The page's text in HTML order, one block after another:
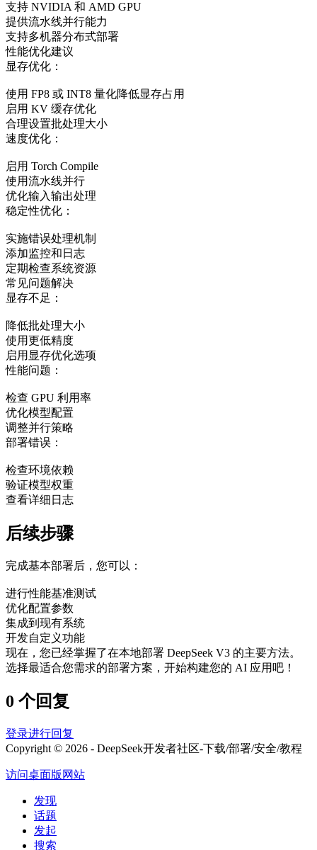
支持 NVIDIA 和 AMD GPU
提供流水线并行能力
支持多机器分布式部署
性能优化建议
显存优化：
使用 FP8 或 INT8 量化降低显存占用
启用 KV 缓存优化
合理设置批处理大小
速度优化：
启用 Torch Compile
使用流水线并行
优化输入输出处理
稳定性优化：
实施错误处理机制
添加监控和日志
定期检查系统资源
常见问题解决
显存不足：
降低批处理大小
使用更低精度
启用显存优化选项
性能问题：
检查 GPU 利用率
优化模型配置
调整并行策略
部署错误：
检查环境依赖
验证模型权重
查看详细日志
后续步骤
完成基本部署后，您可以：
进行性能基准测试
优化配置参数
集成到现有系统
开发自定义功能
现在，您已经掌握了在本地部署 DeepSeek V3 的主要方法。
选择最适合您需求的部署方案，开始构建您的 AI 应用吧！
0 个回复
登录进行回复
Copyright © 2026 - DeepSeek开发者社区-下载/部署/安全/教程
访问桌面版网站
发现
话题
发起
搜索